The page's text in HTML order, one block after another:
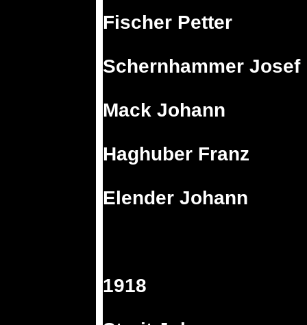
Fischer Petter
Schernhammer Josef
Mack Johann
Haghuber Franz
Elender Johann
1918